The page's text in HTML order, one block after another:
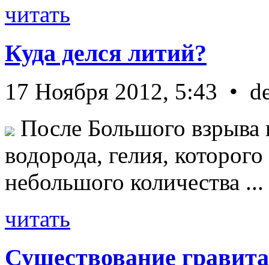
читать
Куда делся литий?
17 Ноября 2012, 5:43 •
После Большого взрыва
водорода, гелия,
небольшого количества ...
читать
Существование